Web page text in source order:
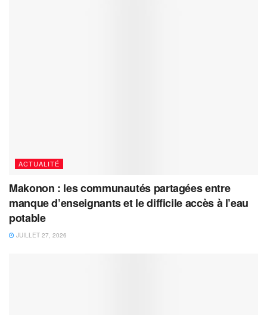
ACTUALITÉ
Makonon : les communautés partagées entre
manque d’enseignants et le difficile accès à l’eau
potable
JUILLET 27, 2026